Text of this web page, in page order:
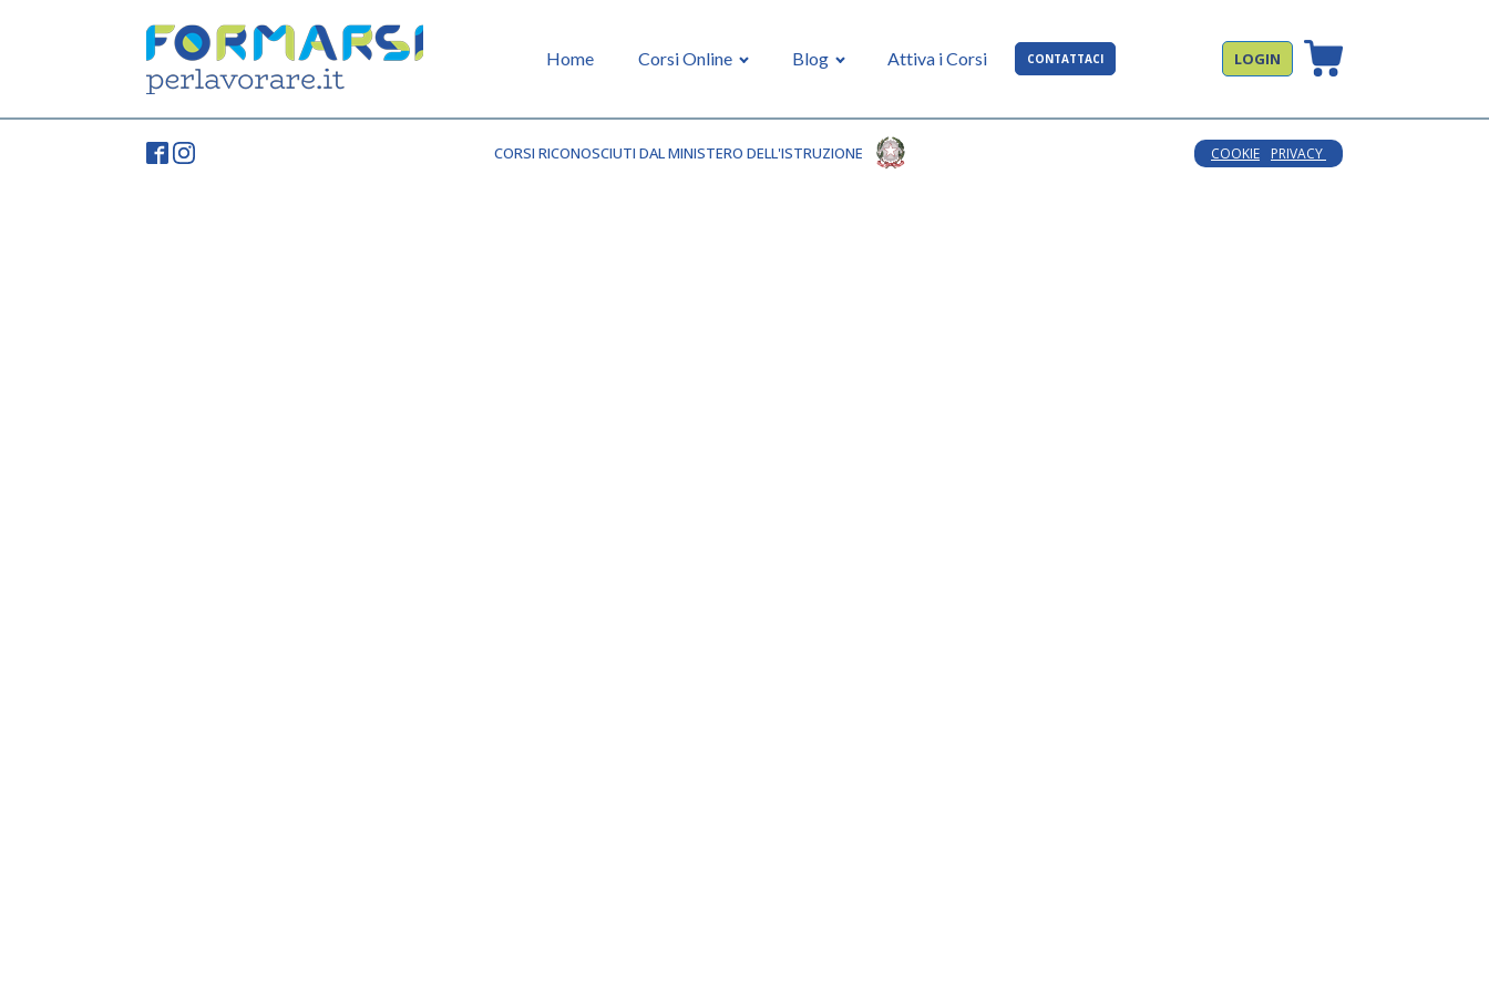
Home Corsi Online Blog Attiva i Corsi CONTATTACI LOGIN
CORSI RICONOSCIUTI DAL MINISTERO DELL'ISTRUZIONE COOKIE PRIVACY